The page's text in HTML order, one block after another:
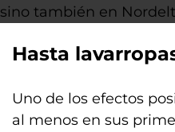
sino también en
Hasta
Uno de los efectos
al menos en sus